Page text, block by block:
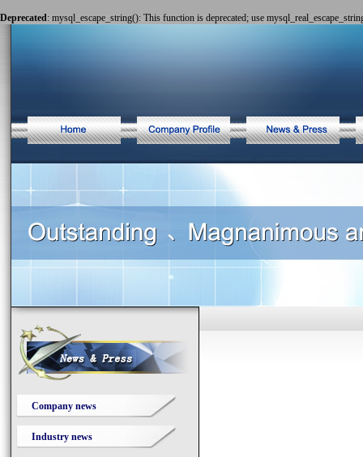
Deprecated: mysql_escape_string(): This function is deprecated; use
Company news
Industry news